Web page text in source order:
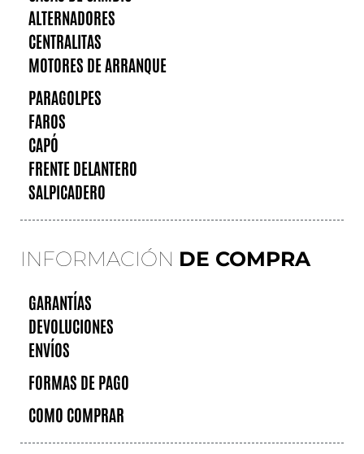
ALTERNADORES
CENTRALITAS
MOTORES DE ARRANQUE
PARAGOLPES
FAROS
CAPÓ
FRENTE DELANTERO
SALPICADERO
INFORMACIÓN DE COMPRA
GARANTÍAS
DEVOLUCIONES
ENVÍOS
FORMAS DE PAGO
COMO COMPRAR